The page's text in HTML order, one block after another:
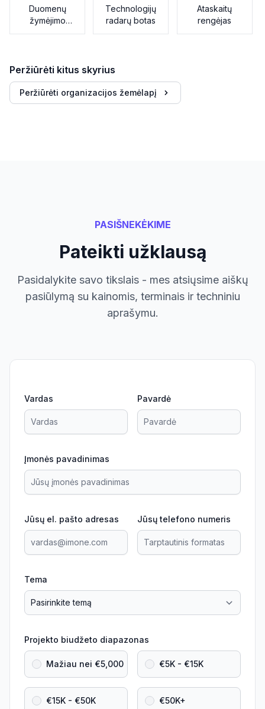
Duomenų
žymėjimo
asistentas
Technologijų
radarų botas
Ataskaitų
rengėjas
Peržiūrėti kitus skyrius
Peržiūrėti organizacijos žemėlapį
PASIŠNEKĖKIME
Pateikti užklausą
Pasidalykite savo tikslais - mes atsiųsime aiškų
pasiūlymą su kainomis, terminais ir techniniu
aprašymu.
Vardas Pavardė
Įmonės pavadinimas
Jūsų el. pašto adresas Jūsų telefono numeris
Tema
Projekto biudžeto diapazonas
Mažiau nei €5,000 €5K - €15K
€15K - €50K €50K+